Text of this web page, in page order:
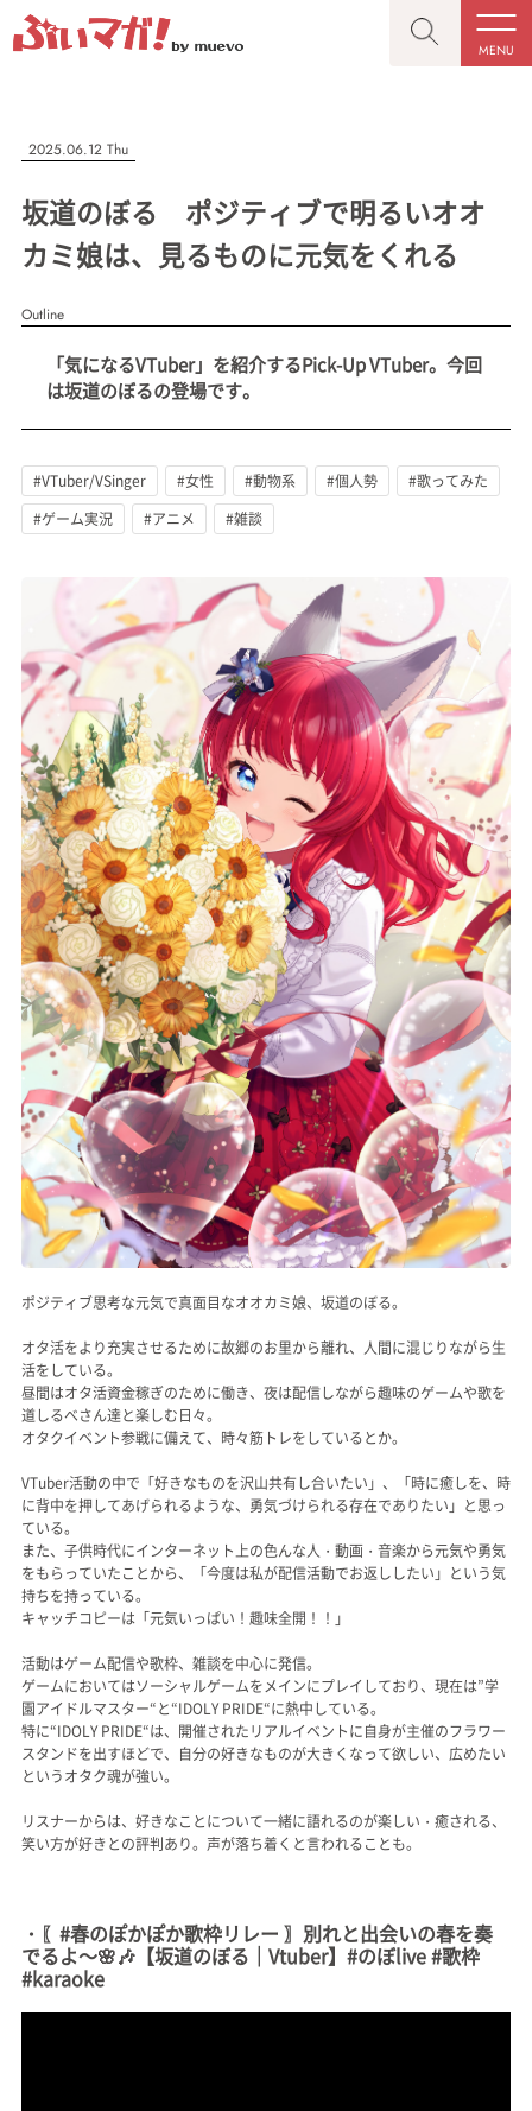
MENU
CLOSE
記事を検索する
人気ワード
#VTuber/VSinger #男性 #女性 #バ美肉 #男の娘
#Vtuberグループ
CLOSE
“推しへの応援を形にする”VTuber専門メディア
MENU
記事一覧
会社概要
お問い合わせ
ログイン
LINK
muevoクラウドファンディング
muevoコミュニティ
ぶいクラ！by muevo
FUKAKACHI+
Follow us
Official SNS
2025.06.12 Thu
坂道のぼる ポジティブで明るいオオ
カミ娘は、見るものに元気をくれる
Outline
「気になるVTuber」を紹介するPick-Up VTuber。今回
は坂道のぼるの登場です。
#VTuber/VSinger #女性 #動物系 #個人勢
#歌ってみた
#ゲーム実況
#アニメ #雑談
ポジティブ思考な元気で真面目なオオカミ娘、坂道のぼる。
オタ活をより充実させるために故郷のお里から離れ、人間に混じりながら生
活をしている。
昼間はオタ活資金稼ぎのために働き、夜は配信しながら趣味のゲームや歌を
道しるべさん達と楽しむ日々。
オタクイベント参戦に備えて、時々筋トレをしているとか。
VTuber活動の中で「好きなものを沢山共有し合いたい」、「時に癒しを、時
に背中を押してあげられるような、勇気づけられる存在でありたい」と思っ
ている。
また、子供時代にインターネット上の色んな人・動画・音楽から元気や勇気
をもらっていたことから、「今度は私が配信活動でお返ししたい」という気
持ちを持っている。
キャッチコピーは「元気いっぱい！趣味全開！！」
活動はゲーム配信や歌枠、雑談を中心に発信。
ゲームにおいてはソーシャルゲームをメインにプレイしており、現在は”学
園アイドルマスター“と“IDOLY PRIDE“に熱中している。
特に“IDOLY PRIDE“は、開催されたリアルイベントに自身が主催のフラワー
スタンドを出すほどで、自分の好きなものが大きくなって欲しい、広めたい
というオタク魂が強い。
リスナーからは、好きなことについて一緒に語れるのが楽しい・癒される、
笑い方が好きとの評判あり。声が落ち着くと言われることも。
・〖#春のぽかぽか歌枠リレー 〗別れと出会いの春を奏
でるよ～🌸🎶【坂道のぼる｜Vtuber】#のぼlive #歌枠
#karaoke